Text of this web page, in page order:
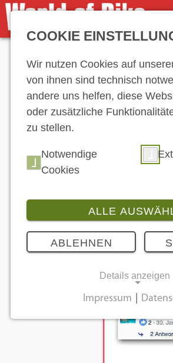
COOKIE
Wir nutzen Cookies auf
von ihnen sind technisch
andere uns helfen, diese
oder zusätzliche
zu stellen.
Notwendige
Cookies
ALLE
ABLEHNEN
Details anzeigen
Notwendige Cookies
grundlegende Funktionen
Impressum